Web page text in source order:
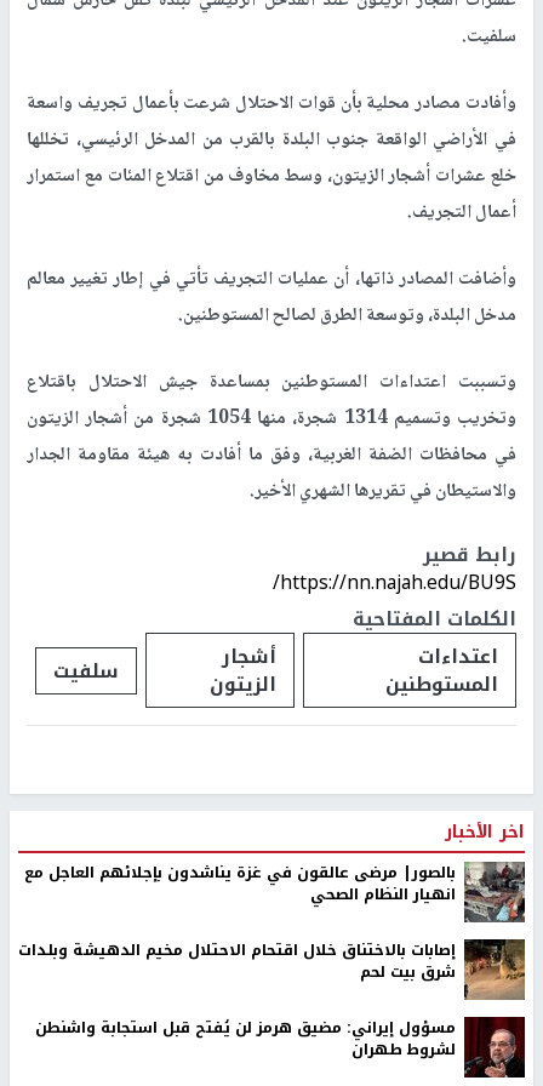
سلفيت.
وأفادت مصادر محلية بأن قوات الاحتلال شرعت بأعمال تجريف واسعة
في الأراضي الواقعة جنوب البلدة بالقرب من المدخل الرئيسي، تخللها
خلع عشرات أشجار الزيتون، وسط مخاوف من اقتلاع المئات مع استمرار
أعمال التجريف.
وأضافت المصادر ذاتها، أن عمليات التجريف تأتي في إطار تغيير معالم
مدخل البلدة، وتوسعة الطرق لصالح المستوطنين.
وتسببت اعتداءات المستوطنين بمساعدة جيش الاحتلال باقتلاع
وتخريب وتسميم 1314 شجرة، منها 1054 شجرة من أشجار الزيتون
في محافظات الضفة الغربية، وفق ما أفادت به هيئة مقاومة الجدار
والاستيطان في تقريرها الشهري الأخير.
رابط قصير
https://nn.najah.edu/BU9S/
الكلمات المفتاحية
اعتداءات
المستوطنين
أشجار
الزيتون سلفيت
اخر الأخبار
بالصور| مرضى عالقون في غزة يناشدون بإجلائهم العاجل مع
انهيار النظام الصحي
إصابات بالاختناق خلال اقتحام الاحتلال مخيم الدهيشة وبلدات
شرق بيت لحم
مسؤول إيراني: مضيق هرمز لن يُفتح قبل استجابة واشنطن
لشروط طهران